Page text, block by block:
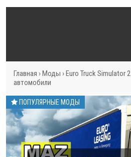
Главная › Моды › Euro Truck Simulator 2
автомобили
ПОПУЛЯРНЫЕ МОДЫ